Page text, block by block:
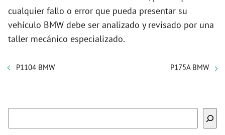
cualquier fallo o error que pueda presentar su
vehículo BMW debe ser analizado y revisado por una
taller mecánico especializado.
P1104 BMW P175A BMW